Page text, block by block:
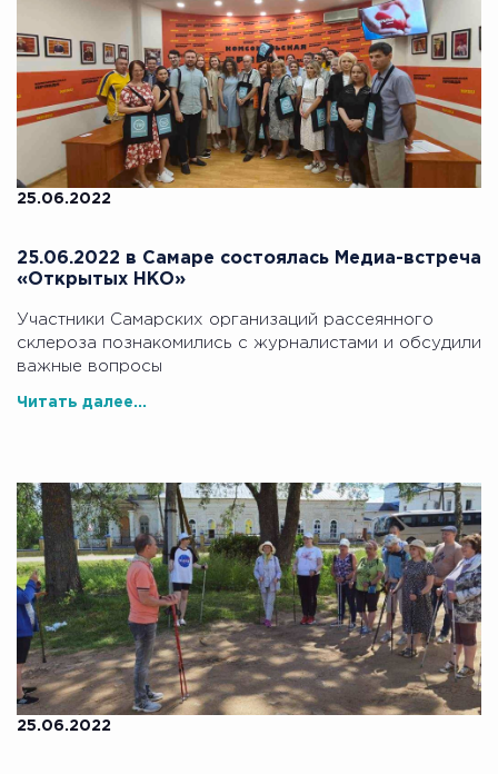
25.06.2022
25.06.2022 в Самаре состоялась Медиа-встреча
«Открытых НКО»
Участники Самарских организаций рассеянного
склероза познакомились с журналистами и обсудили
важные вопросы
Читать далее...
25.06.2022